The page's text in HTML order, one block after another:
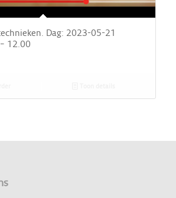
Dag: 2023-05-21
12.00